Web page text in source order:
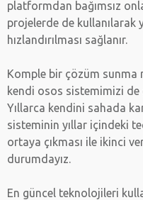
platformdan bağımsız
projelerde de kullanılarak
hızlandırılması sağlanır.
Komple bir çözüm sunma
kendi osos sistemimizi de
Yıllarca kendini sahada
sisteminin yıllar içindeki
ortaya çıkması ile ikinci
durumdayız.
En güncel teknolojileri